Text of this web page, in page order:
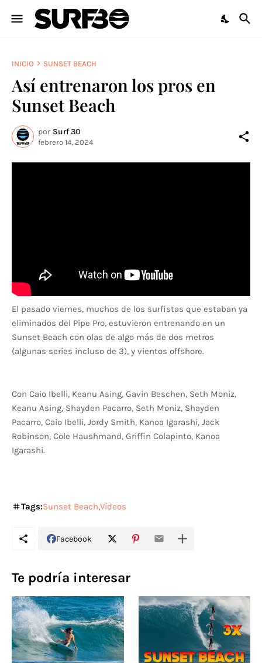
INICIO SUNSET BEACH
Así entrenaron los pros en
Sunset Beach
por Surf 30
febrero 14, 2024
El pasado viernes, muchos de los surfistas que estaban ya
eliminados del Pipe Pro, estuvieron entrenando en un
Sunset Beach con olas de algo más de dos metros
(algunas series incluso de 3), y vientos offshore.
Con Caio Ibelli, Keanu Asing, Gavin Beschen, Seth Moniz,
Keanu Asing, Shayden Pacarro, Seth Moniz, Shayden
Pacarro, Caio Ibelli, Jordy Smith, Kanoa Igarashi, Jack
Robinson, Cole Haushmand, Griffin Colapinto, Kanoa
Igarashi.
Tags:Sunset Beach Vídeos
Facebook
Te podría interesar